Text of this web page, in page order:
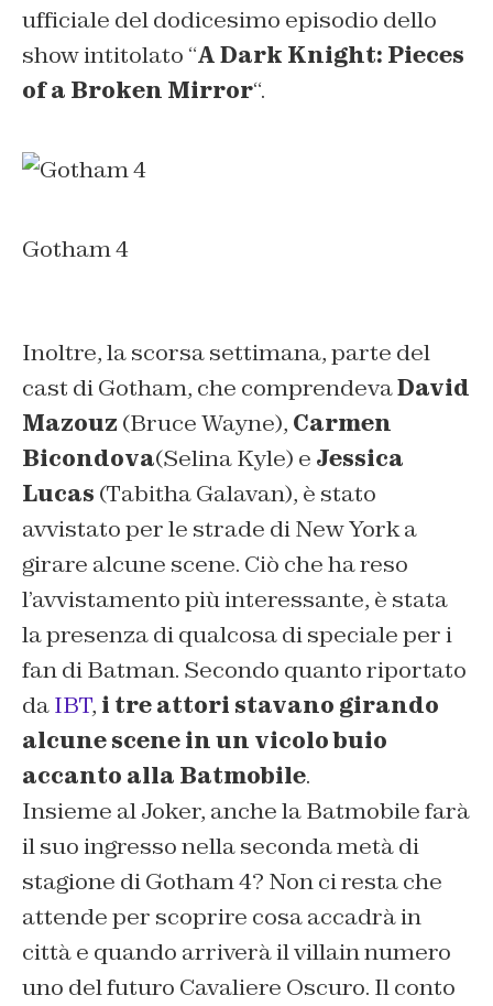
ufficiale del dodicesimo episodio dello
show intitolato “A Dark Knight: Pieces
of a Broken Mirror“.
Gotham 4
Inoltre, la scorsa settimana, parte del
cast di Gotham, che comprendevaDavid
Mazouz (Bruce Wayne), Carmen
Bicondova(Selina Kyle) e Jessica
Lucas (Tabitha Galavan), è stato
avvistato per le strade di New York a
girare alcune scene. Ciò che ha reso
l’avvistamento più interessante, è stata
la presenza di qualcosa di speciale per i
fan di Batman. Secondo quanto riportato
daIBT, i tre attori stavano girando
alcune scene in un vicolo buio
accanto alla Batmobile.
Insieme al Joker, anche la Batmobile farà
il suo ingresso nella seconda metà di
stagione di Gotham 4? Non ci resta che
attende per scoprire cosa accadrà in
città e quando arriverà il villain numero
uno del futuro Cavaliere Oscuro. Il conto